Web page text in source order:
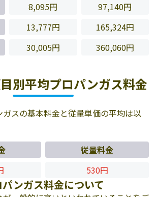
8,095円
97,140円
13,777円
165,324円
30,005円 360,060円
別平均プロパンガス料金
スの基本料金と従量単価の平均は以
従量料金
530円
パンガス料金について